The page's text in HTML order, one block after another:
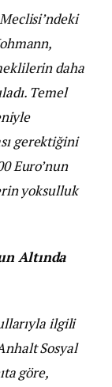
daha
Temel
gerektiğini
Euro’nun
yoksulluk
Altında
ilgili
Sosyal
göre,